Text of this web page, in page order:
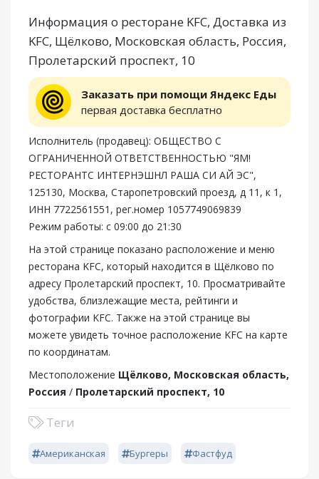
Информация о ресторане KFC, Доставка из
KFC, Щёлково, Московская область, Россия,
Пролетарский проспект, 10
Заказать при помощи Яндекс Еды
первая доставка бесплатно
Исполнитель (продавец): ОБЩЕСТВО С
ОГРАНИЧЕННОЙ ОТВЕТСТВЕННОСТЬЮ "ЯМ!
РЕСТОРАНТС ИНТЕРНЭШНЛ РАША СИ АЙ ЭС",
125130, Москва, Старопетровский проезд, д 11, к 1,
ИНН 7722561551, рег.номер 1057749069839
Режим работы: с 09:00 до 21:30
На этой странице показано расположение и меню
ресторана KFC, который находится в Щёлково по
адресу Пролетарский проспект, 10. Просматривайте
удобства, близлежащие места, рейтинги и
фотографии KFC. Также на этой странице вы
можете увидеть точное расположение KFC на карте
по координатам.
Местоположение Щёлково, Московская область,
Россия / Пролетарский проспект, 10
Теги
Американская Бургеры Фастфуд